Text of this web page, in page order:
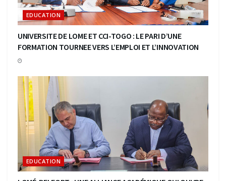
EDUCATION
UNIVERSITE DE LOME ET CCI-TOGO : LE PARI D’UNE
FORMATION TOURNEE VERS L’EMPLOI ET L’INNOVATION
EDUCATION